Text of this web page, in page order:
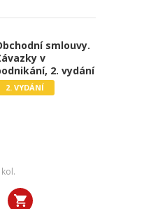
smlouvy.
v
2. vydání
2. VYDÁNÍ
kol.